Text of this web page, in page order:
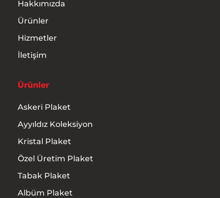
Hakkımızda
Ürünler
Hizmetler
İletişim
Ürünler
Askeri Plaket
Ayyıldız Koleksiyon
Kristal Plaket
Özel Üretim Plaket
Tabak Plaket
Albüm Plaket